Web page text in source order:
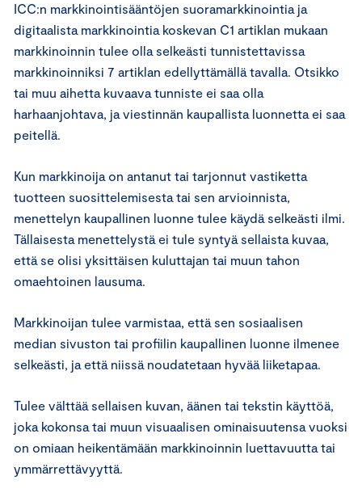
ICC:n markkinointisääntöjen suoramarkkinointia ja
digitaalista markkinointia koskevan C1 artiklan mukaan
markkinoinnin tulee olla selkeästi tunnistettavissa
markkinoinniksi 7 artiklan edellyttämällä tavalla. Otsikko
tai muu aihetta kuvaava tunniste ei saa olla
harhaanjohtava, ja viestinnän kaupallista luonnetta ei saa
peitellä.
Kun markkinoija on antanut tai tarjonnut vastiketta
tuotteen suosittelemisesta tai sen arvioinnista,
menettelyn kaupallinen luonne tulee käydä selkeästi ilmi.
Tällaisesta menettelystä ei tule syntyä sellaista kuvaa,
että se olisi yksittäisen kuluttajan tai muun tahon
omaehtoinen lausuma.
Markkinoijan tulee varmistaa, että sen sosiaalisen
median sivuston tai profiilin kaupallinen luonne ilmenee
selkeästi, ja että niissä noudatetaan hyvää liiketapaa.
Tulee välttää sellaisen kuvan, äänen tai tekstin käyttöä,
joka kokonsa tai muun visuaalisen ominaisuutensa vuoksi
on omiaan heikentämään markkinoinnin luettavuutta tai
ymmärrettävyyttä.